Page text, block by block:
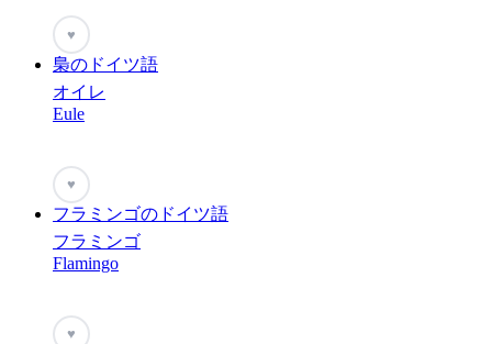
♥
梟のドイツ語
オイレ
Eule
♥
フラミンゴのドイツ語
フラミンゴ
Flamingo
♥